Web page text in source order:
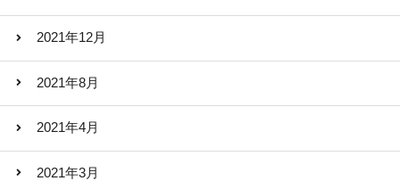
2021年12月
2021年8月
2021年4月
2021年3月